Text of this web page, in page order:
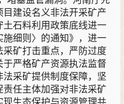
建设名义非法开采矿产
石料利用政策底线进一
细则〉的通知》，进一
矿打击重点，严防过度
严格矿产资源执法监督
采矿提供制度保障，坚
任主体加强对非法采矿
生态保护与资源管理共